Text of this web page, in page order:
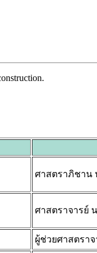
ศาสตราภิชาน
ศาสตราจารย์
ผู้ช่วยศาสตรา